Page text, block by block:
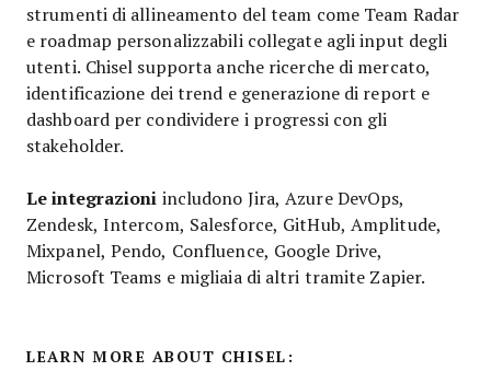
strumenti di allineamento del team come Team Radar
e roadmap personalizzabili collegate agli input degli
utenti. Chisel supporta anche ricerche di mercato,
identificazione dei trend e generazione di report e
dashboard per condividere i progressi con gli
stakeholder.
Le integrazioni includono Jira, Azure DevOps,
Zendesk, Intercom, Salesforce, GitHub, Amplitude,
Mixpanel, Pendo, Confluence, Google Drive,
Microsoft Teams e migliaia di altri tramite Zapier.
LEARN MORE ABOUT CHISEL: